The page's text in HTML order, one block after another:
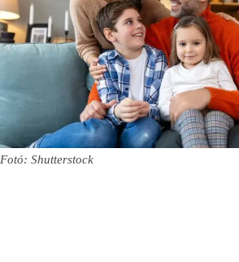
Fotó: Shutterstock